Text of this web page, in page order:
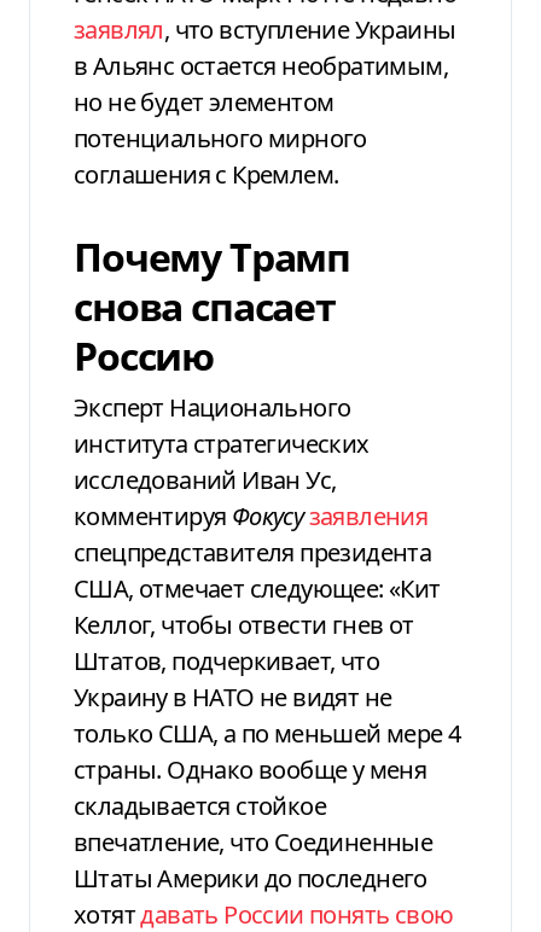
заявлял, что вступление Украины
в Альянс остается необратимым,
но не будет элементом
потенциального мирного
соглашения с Кремлем.
Почему Трамп
снова спасает
Россию
Эксперт Национального
института стратегических
исследований Иван Ус,
комментируя Фокусузаявления
спецпредставителя президента
США, отмечает следующее: «Кит
Келлог, чтобы отвести гнев от
Штатов, подчеркивает, что
Украину в НАТО не видят не
только США, а по меньшей мере 4
страны. Однако вообще у меня
складывается стойкое
впечатление, что Соединенные
Штаты Америки до последнего
хотятдавать России понять свою